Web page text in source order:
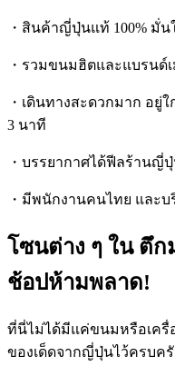
・สินค้าญี่ปุ่นแท้ 100% มั่
・รวมขนมฮิตและแบรนด์
・เดินทางสะดวกมาก อยู่ใ
3 นาที
・บรรยากาศได้ฟีลร้านญี่
・มีพนักงานคนไทย และ
โซนต่าง ๆ ใน ตึก
ช้อปห้ามพลาด!
ที่นี่ไม่ได้มีแค่ขนมหรือเครื่
ของเด็ดจากญี่ปุ่นไว้ครบค